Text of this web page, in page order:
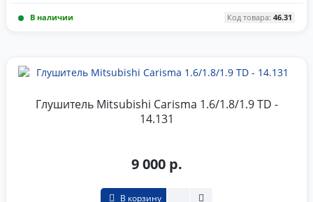
В наличии Код товара: 46.31
Глушитель Mitsubishi Carisma 1.6/1.8/1.9 TD -
14.131
9 000 р.
В корзину